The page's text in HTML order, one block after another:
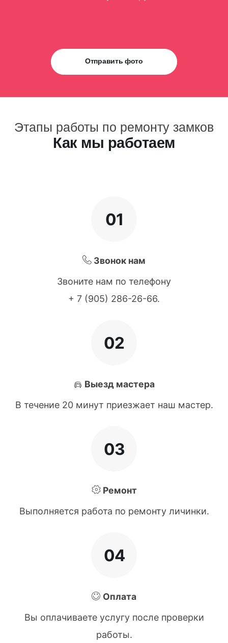
Отправить фото
Этапы работы по ремонту замков
Как мы работаем
01
Звонок нам
Звоните нам по телефону
+ 7 (905) 286-26-66.
02
Выезд мастера
В течение 20 минут приезжает наш мастер.
03
Ремонт
Выполняется работа по ремонту личинки.
04
Оплата
Вы оплачиваете услугу после проверки
работы.